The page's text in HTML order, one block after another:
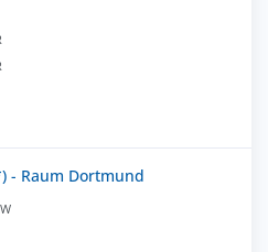
- Raum Dortmund